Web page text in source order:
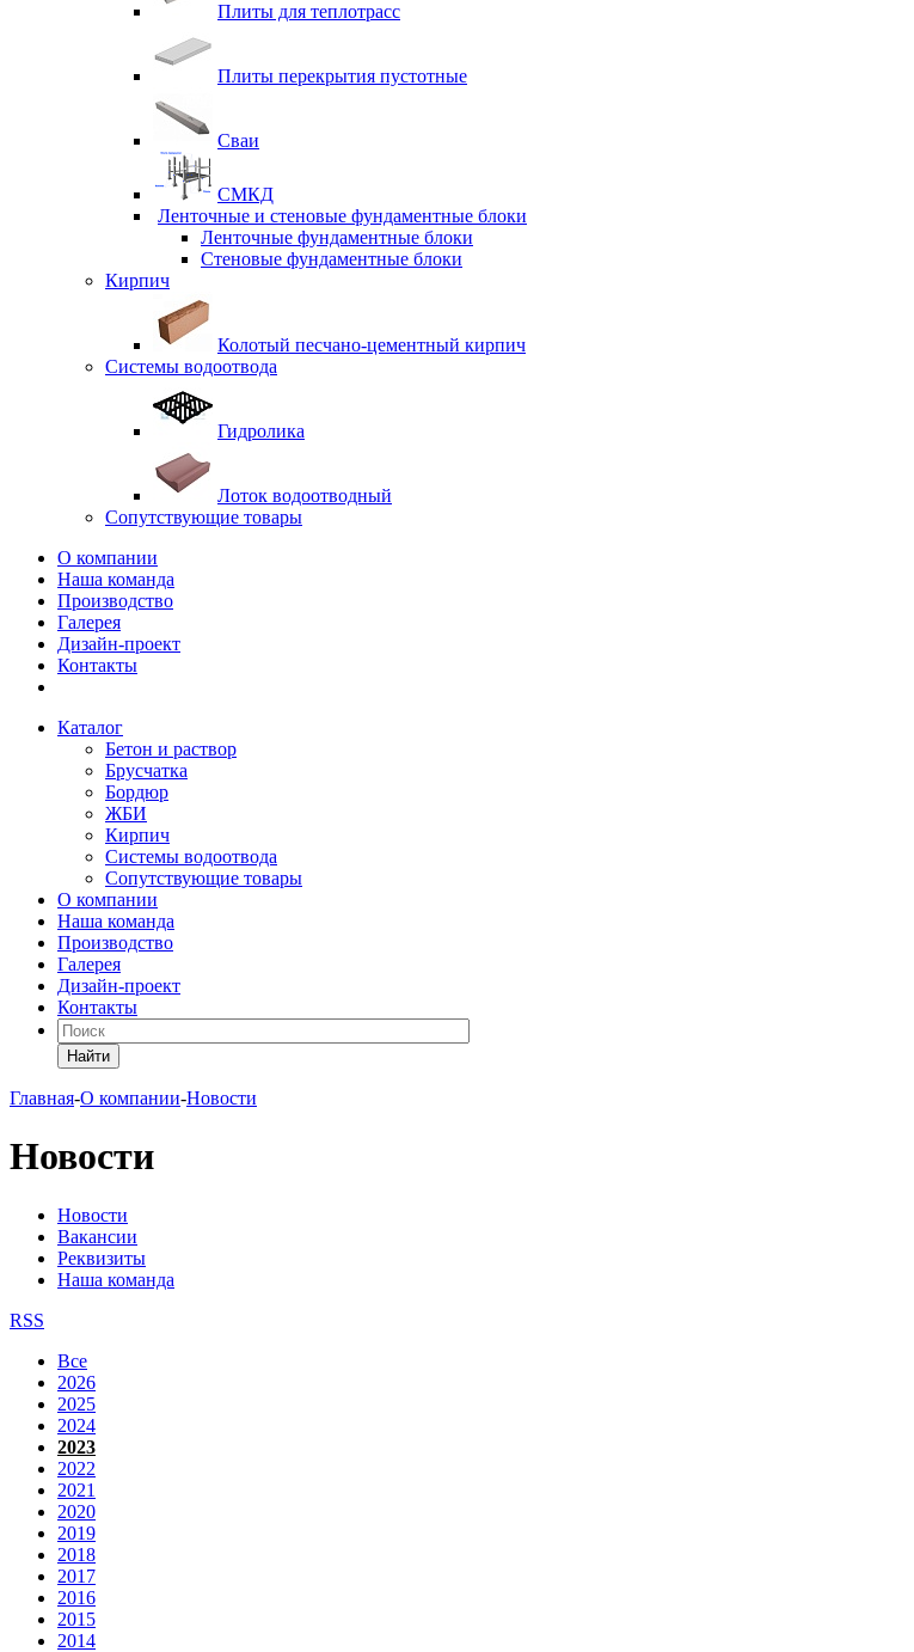
Плиты для теплотрасс
Плиты перекрытия пустотные
Сваи
СМКД
Ленточные и стеновые фундаментные блоки
Ленточные фундаментные блоки
Стеновые фундаментные блоки
Кирпич
Колотый песчано-цементный кирпич
Системы водоотвода
Гидролика
Лоток водоотводный
Сопутствующие товары
О компании
Наша команда
Производство
Галерея
Дизайн-проект
Контакты
Каталог
Бетон и раствор
Брусчатка
Бордюр
ЖБИ
Кирпич
Системы водоотвода
Сопутствующие товары
О компании
Наша команда
Производство
Галерея
Дизайн-проект
Контакты
Найти
Главная-О компании-Новости
Новости
Новости
Вакансии
Реквизиты
Наша команда
RSS
Все
2026
2025
2024
2023
2022
2021
2020
2019
2018
2017
2016
2015
2014